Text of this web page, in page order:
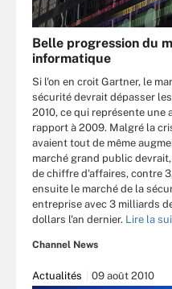
Belle progression du
informatique
Si l'on en croit Gartner, le
sécurité devrait dépasser
2010, ce qui représente une
rapport à 2009. Malgré la
avaient tout de même
marché grand public
de chiffre d'affaires, contre
ensuite le marché de la
entreprise avec 3 milliards
dollars l'an dernier. Lire la
Channel News
Actualités 09 août 2010